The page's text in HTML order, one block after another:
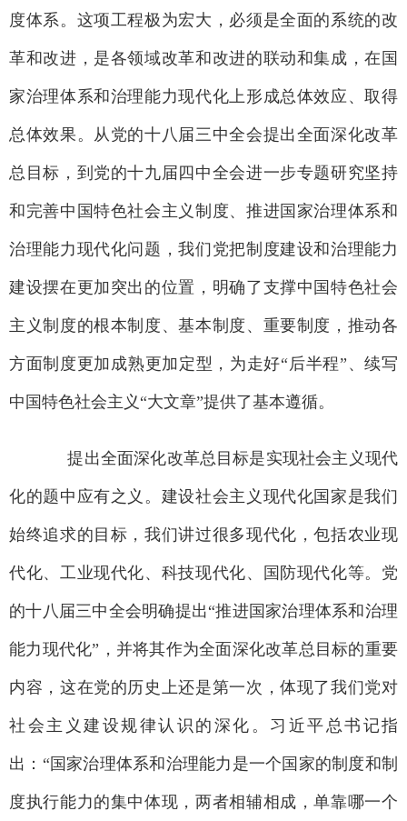
度体系。这项工程极为宏大，必须是全面的系统的改
革和改进，是各领域改革和改进的联动和集成，在国
家治理体系和治理能力现代化上形成总体效应、取得
总体效果。从党的十八届三中全会提出全面深化改革
总目标，到党的十九届四中全会进一步专题研究坚持
和完善中国特色社会主义制度、推进国家治理体系和
治理能力现代化问题，我们党把制度建设和治理能力
建设摆在更加突出的位置，明确了支撑中国特色社会
主义制度的根本制度、基本制度、重要制度，推动各
方面制度更加成熟更加定型，为走好“后半程”、续写
中国特色社会主义“大文章”提供了基本遵循。
提出全面深化改革总目标是实现社会主义现代
化的题中应有之义。建设社会主义现代化国家是我们
始终追求的目标，我们讲过很多现代化，包括农业现
代化、工业现代化、科技现代化、国防现代化等。党
的十八届三中全会明确提出“推进国家治理体系和治理
能力现代化”，并将其作为全面深化改革总目标的重要
内容，这在党的历史上还是第一次，体现了我们党对
社会主义建设规律认识的深化。习近平总书记指
出：“国家治理体系和治理能力是一个国家的制度和制
度执行能力的集中体现，两者相辅相成，单靠哪一个